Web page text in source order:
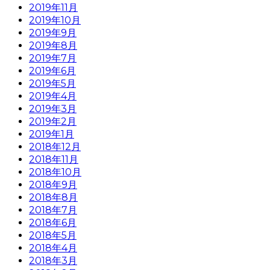
2019年11月
2019年10月
2019年9月
2019年8月
2019年7月
2019年6月
2019年5月
2019年4月
2019年3月
2019年2月
2019年1月
2018年12月
2018年11月
2018年10月
2018年9月
2018年8月
2018年7月
2018年6月
2018年5月
2018年4月
2018年3月